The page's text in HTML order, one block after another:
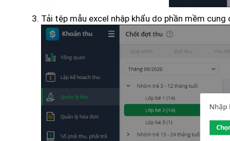
Tải tệp mẫu excel nhập khẩu do phần mềm cung